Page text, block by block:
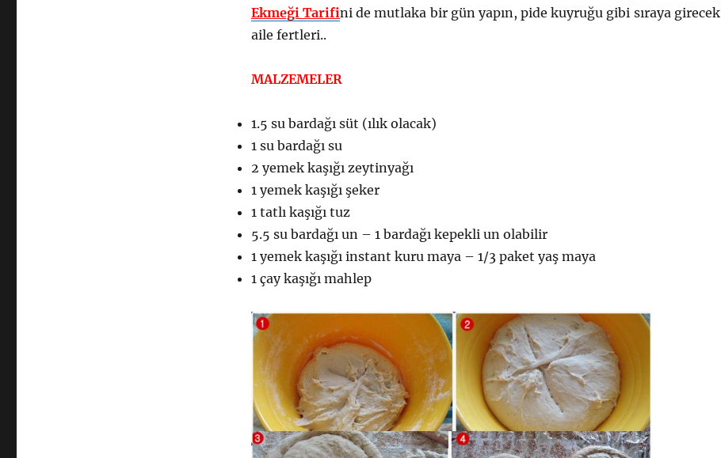
Ekmeği Tarifini de mutlaka bir gün yapın, pide kuyruğu gibi sıraya girecek
aile fertleri..
MALZEMELER
1.5 su bardağı süt (ılık olacak)
1 su bardağı su
2 yemek kaşığı zeytinyağı
1 yemek kaşığı şeker
1 tatlı kaşığı tuz
5.5 su bardağı un – 1 bardağı kepekli un olabilir
1 yemek kaşığı instant kuru maya – 1/3 paket yaş maya
1 çay kaşığı mahlep